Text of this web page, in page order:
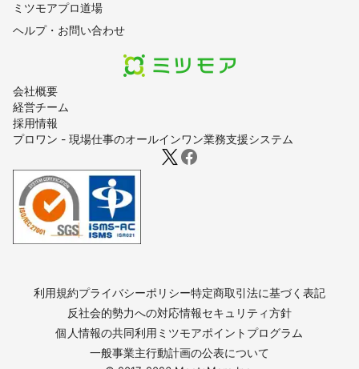
会社概要
経営チーム
採用情報
プロワン - 現場仕事のオールインワン業務支援システム
ミツモアプロ道場
ヘルプ・お問い合わせ
利用規約プライバシーポリシー特定商取引法に基づく表記
反社会的勢力への対応情報セキュリティ方針
個人情報の共同利用 ミツモアポイントプログラム
一般事業主行動計画の公表について